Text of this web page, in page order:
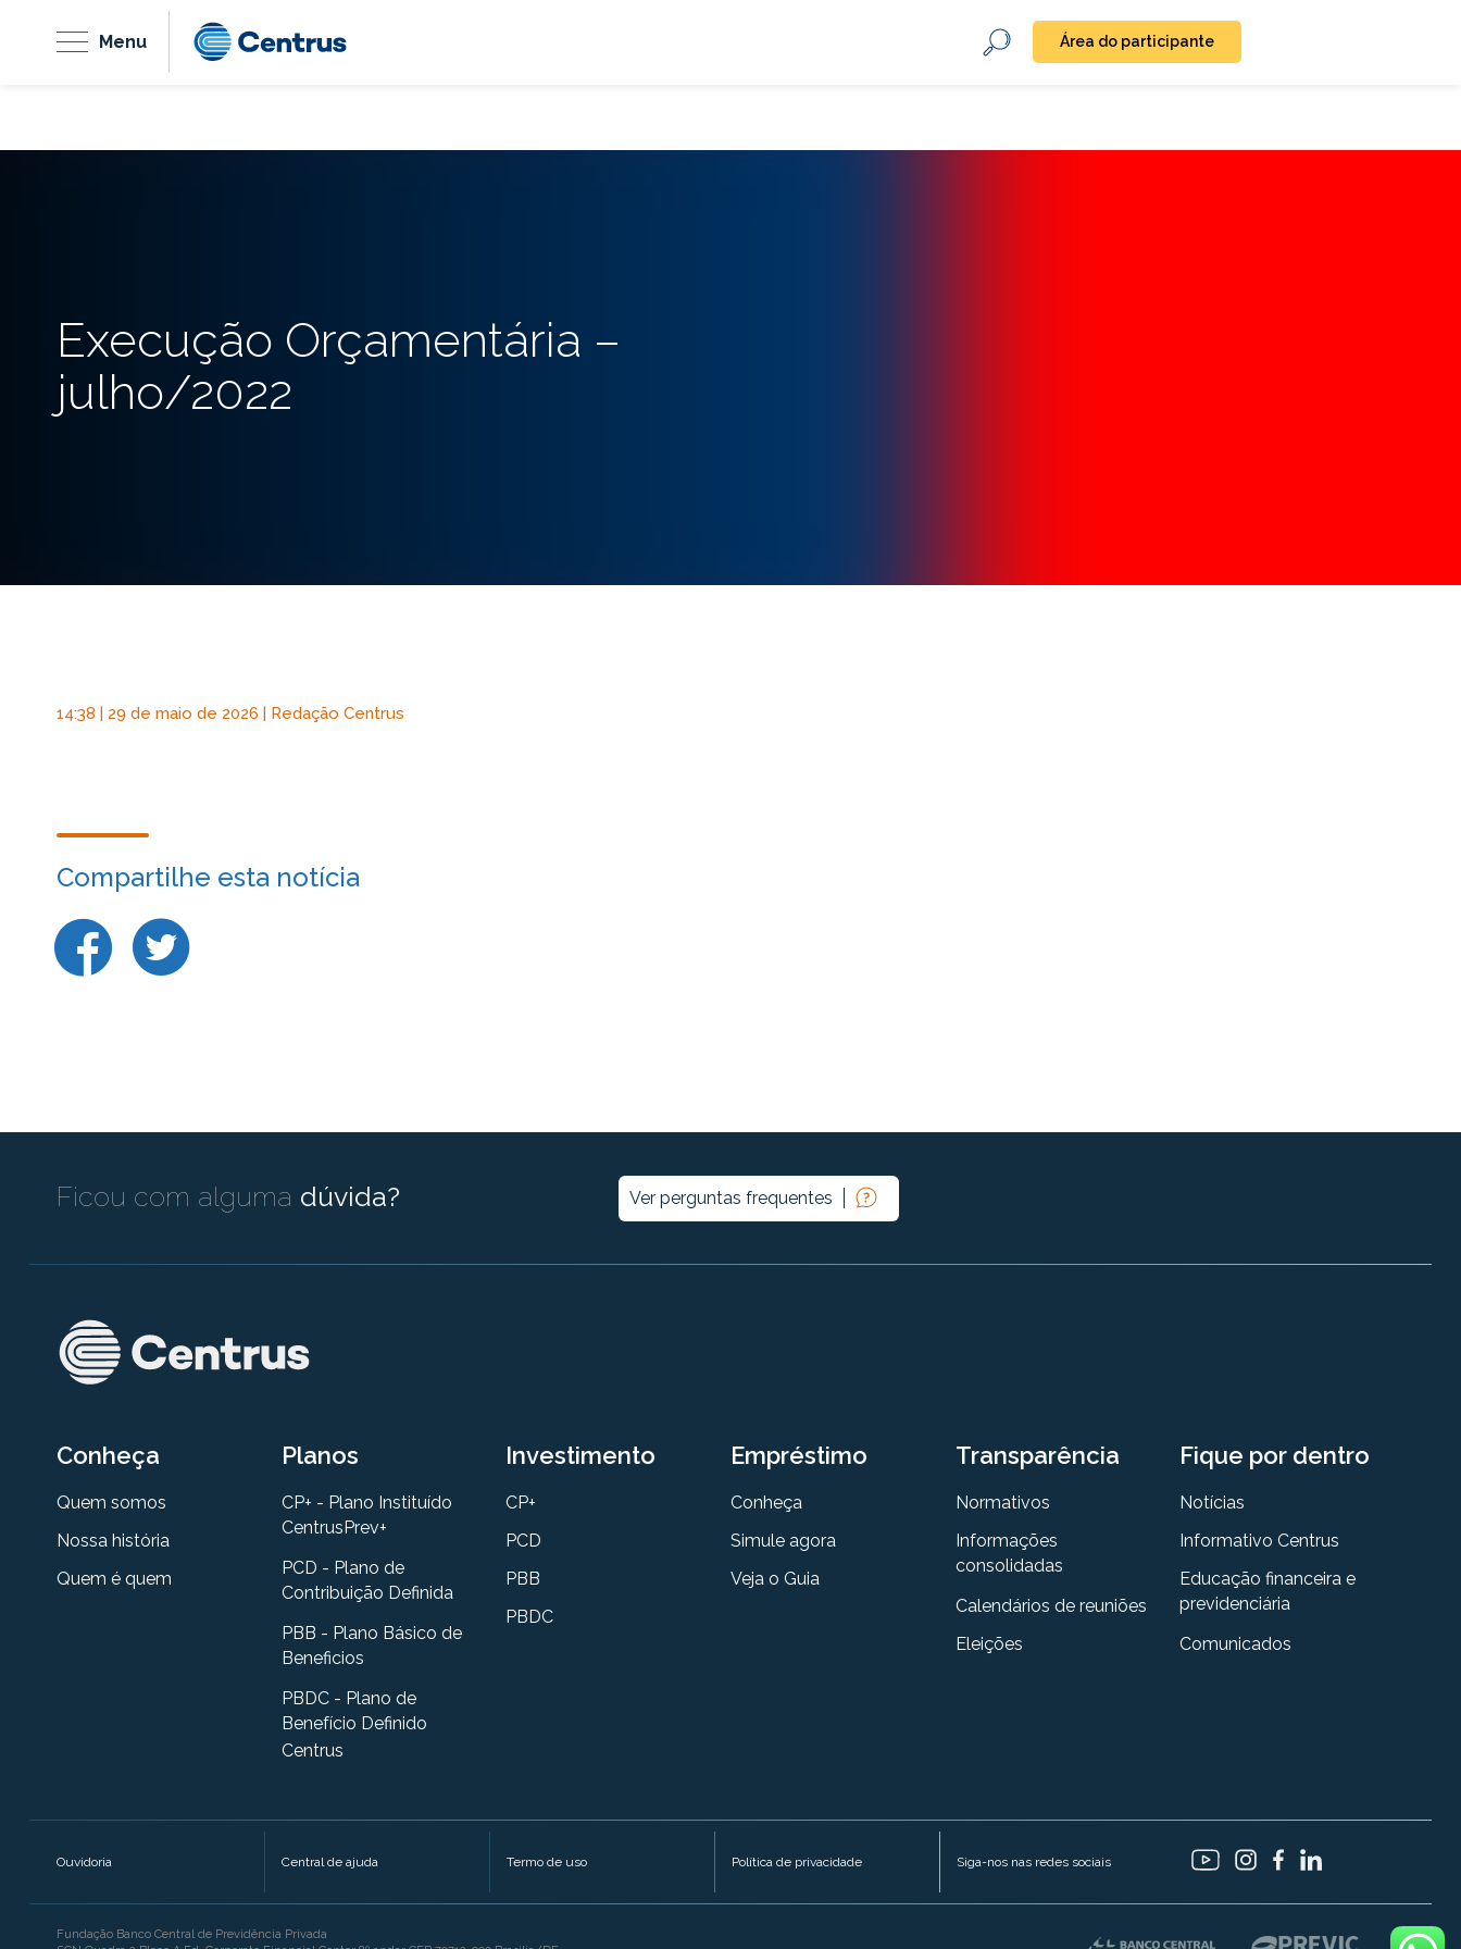
Menu Área do participante
Execução Orçamentária –
julho/2022
14:38 | 29 de maio de 2026 | Redação Centrus
Compartilhe esta notícia
Ficou com alguma dúvida? Ver perguntas frequentes
Conheça
Quem somos
Nossa história
Quem é quem
Planos
CP+ - Plano Instituído
CentrusPrev+
PCD - Plano de
Contribuição Definida
PBB - Plano Básico de
Beneficios
PBDC - Plano de
Benefício Definido
Centrus
Investimento
CP+
PCD
PBB
PBDC
Empréstimo
Conheça
Simule agora
Veja o Guia
Transparência
Normativos
Informações
consolidadas
Calendários de reuniões
Eleições
Fique por dentro
Notícias
Informativo Centrus
Educação financeira e
previdenciária
Comunicados
Ouvidoria Central de ajuda Termo de uso Política de privacidade Siga-nos nas redes sociais
Fundação Banco Central de Previdência Privada